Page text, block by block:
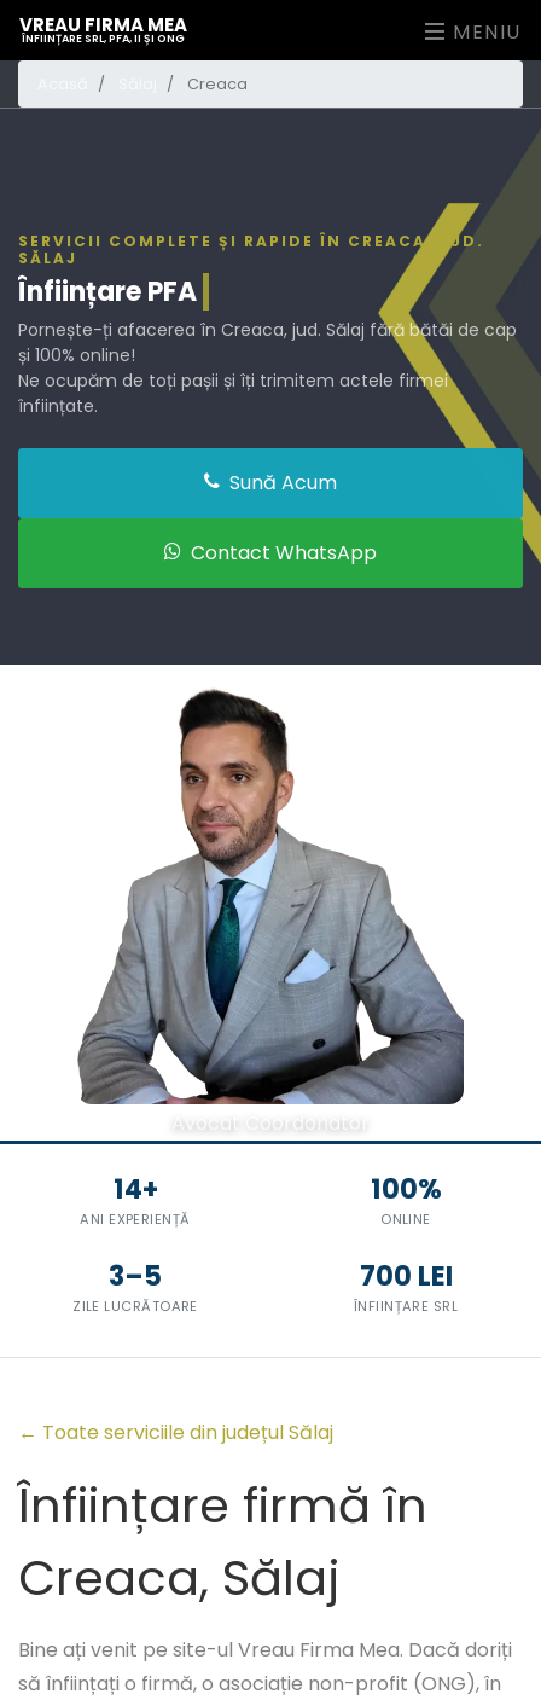
VREAU FIRMA MEA
ÎNFIINȚARE SRL, PFA, II ȘI ONG MENIU
Creaca
SERVICII COMPLETE ȘI RAPIDE ÎN CREACA, JUD.
SĂLAJ
ÎnființarePFA
Pornește-ți afacerea în Creaca, jud. Sălaj fără bătăi de cap
și 100% online!
Ne ocupăm de toți pașii și îți trimitem actele firmei
înființate.
Sună Acum
Contact WhatsApp
Avocat Coordonator
14+
ANI EXPERIENȚĂ
100%
ONLINE
3–5
ZILE LUCRĂTOARE
700 LEI
ÎNFIINȚARE SRL
← Toate serviciile din județul Sălaj
Înființare firmă în
Creaca, Sălaj
Bine ați venit pe site-ul Vreau Firma Mea. Dacă doriți
să înființați o firmă, o asociație non-profit (ONG), în